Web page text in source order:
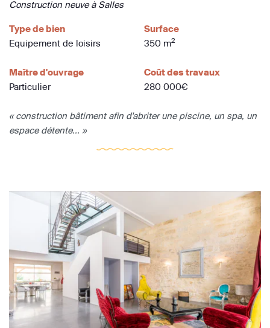
Construction neuve à Salles
Type de bien
Equipement de loisirs
Surface
350 m2
Maître d'ouvrage
Particulier
Coût des travaux
280 000€
« construction bâtiment afin d'abriter une piscine, un spa, un
espace détente... »